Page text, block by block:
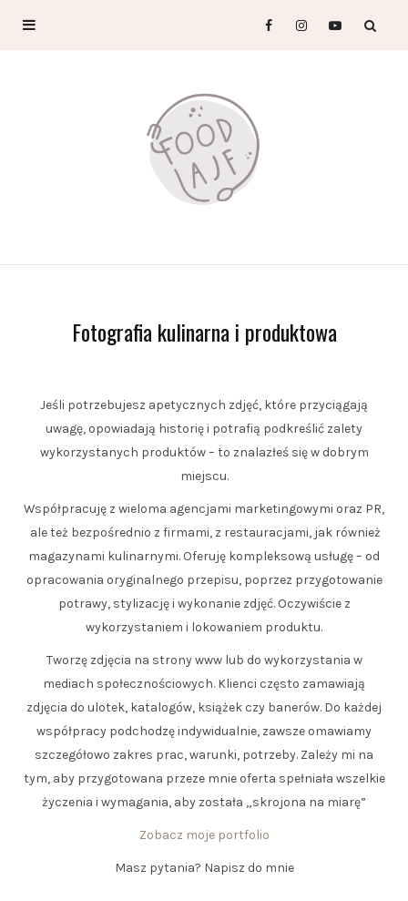
Fotografia kulinarna i produktowa
Jeśli potrzebujesz apetycznych zdjęć, które przyciągają
uwagę, opowiadają historię i potrafią podkreślić zalety
wykorzystanych produktów – to znalazłeś się w dobrym
miejscu.
Współpracuję z wieloma agencjami marketingowymi oraz PR,
ale też bezpośrednio z firmami, z restauracjami, jak również
magazynami kulinarnymi. Oferuję kompleksową usługę – od
opracowania oryginalnego przepisu, poprzez przygotowanie
potrawy, stylizację i wykonanie zdjęć. Oczywiście z
wykorzystaniem i lokowaniem produktu.
Tworzę zdjęcia na strony www lub do wykorzystania w
mediach społecznościowych. Klienci często zamawiają
zdjęcia do ulotek, katalogów, książek czy banerów. Do każdej
współpracy podchodzę indywidualnie, zawsze omawiamy
szczegółowo zakres prac, warunki, potrzeby. Zależy mi na
tym, aby przygotowana przeze mnie oferta spełniała wszelkie
życzenia i wymagania, aby została „skrojona na miarę”
Zobacz moje portfolio
Masz pytania? Napisz do mnie